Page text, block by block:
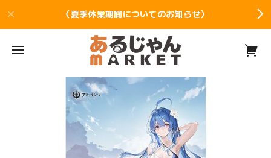
〈夏季休業期間についてのお知らせ〉